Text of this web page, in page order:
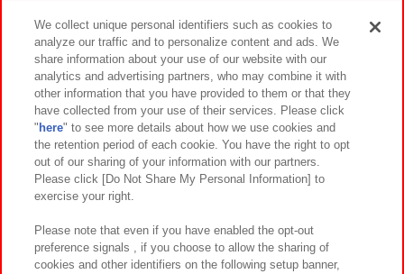
イベント・キャンペーン
関連会社 サステナビリティ サイトポリシー
プライバシーポリシー ウェブアクセシビリティ方針と検証結果
お取引先さまとともに
カスタマーハラスメント対応方針 よくあるご質問・お問い合わせ
We collect unique personal identifiers such as cookies to
analyze our traffic and to personalize content and ads. We
share information about your use of our website with our
analytics and advertising partners, who may combine it with
other information that you have provided to them or that they
have collected from your use of their services. Please click
" here" to see more details about how we use cookies and
the retention period of each cookie. You have the right to opt
out of our sharing of your information with our partners.
Please click [Do Not Share My Personal Information] to
exercise your right.
Please note that even if you have enabled the opt-out
preference signals , if you choose to allow the sharing of
cookies and other identifiers on the following setup banner,